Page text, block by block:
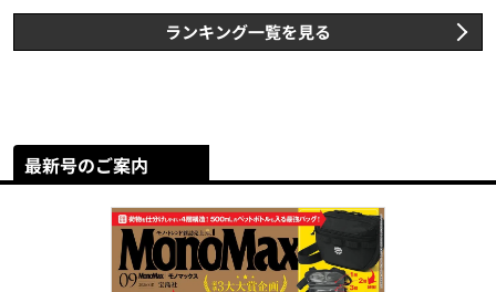
ランキング一覧を見る
最新号のご案内